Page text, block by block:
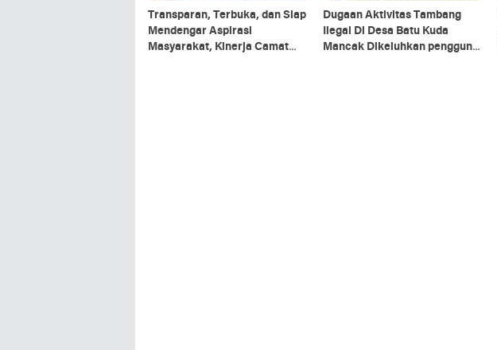
Transparan, Terbuka, dan Siap
Mendengar Aspirasi
Masyarakat, Kinerja Camat
Dugaan Aktivitas Tambang
Ilegal Di Desa Batu Kuda
Mancak Dikeluhkan pengguna